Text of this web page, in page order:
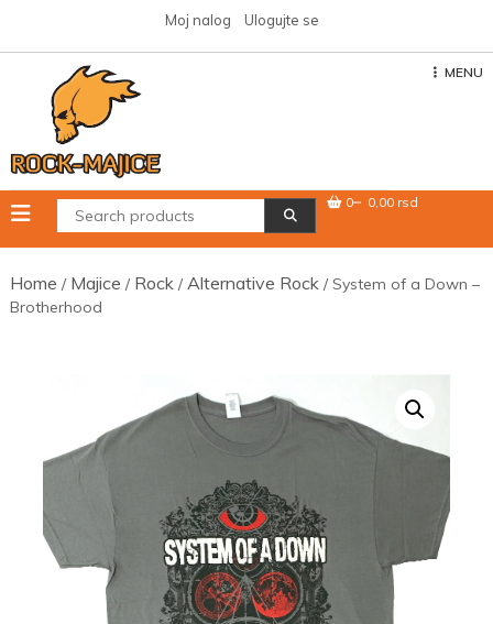
content
Moj nalog Ulogujte se
MENU
0 0,00 rsd
Home / Majice / Rock/Alternative Rock/ System of a Down –
Brotherhood